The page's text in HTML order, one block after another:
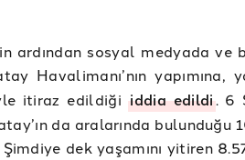
ardından sosyal medyada ve
Havalimanı’nın yapımına,
itiraz edildiğiiddia edildi. 6
da aralarında bulunduğu
dek yaşamını yitiren